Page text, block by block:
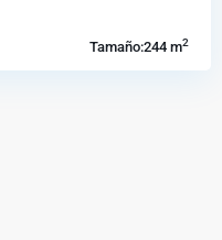
Tamaño:244 m2